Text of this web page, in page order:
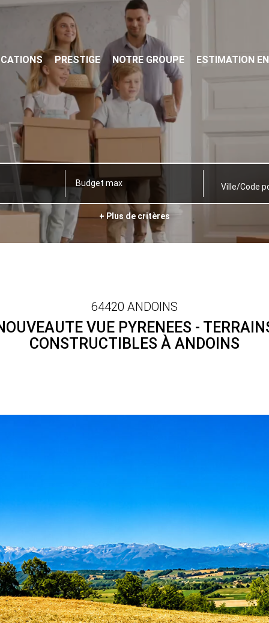
PRESTIGE NOTRE GROUPE ESTIMATION
Ville/Code
+ Plus de critères
64420 ANDOINS
VUE PYRENEES -
CONSTRUCTIBLES À ANDOINS